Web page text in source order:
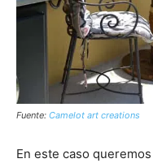
Fuente: Camelot art creations
En este caso queremos